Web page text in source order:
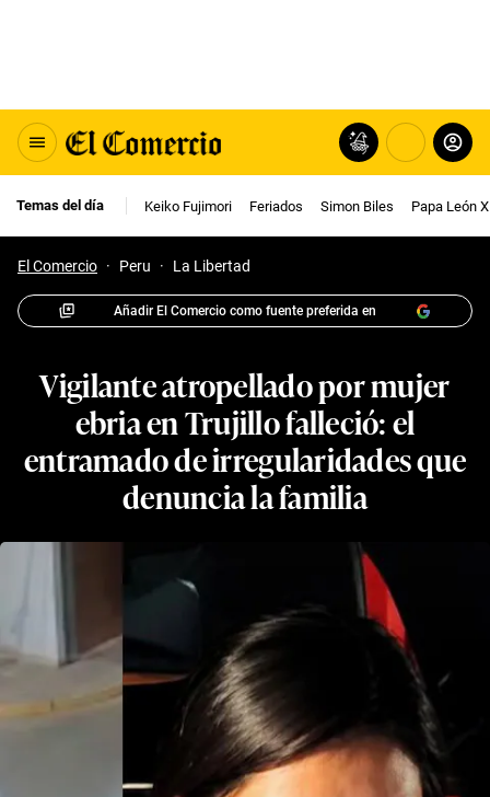
Temas del día Keiko Fujimori Feriados Simon Biles Papa León
El Comercio · Peru · La Libertad
Añadir El Comercio como fuente preferida en
Vigilante atropellado por mujer
ebria en Trujillo falleció: el
entramado de irregularidades que
denuncia la familia